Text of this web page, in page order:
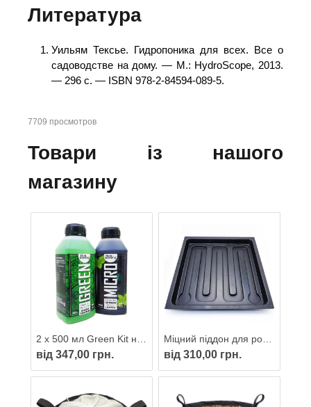
Литература
Уильям Тексье. Гидропоника для всех. Все о
садоводстве на дому. — М.: HydroScope, 2013.
— 296 с. — ISBN 978-2-84594-089-5.
7709 просмотров
Товари із нашого
магазину
від 347,00 грн. від 310,00 грн.